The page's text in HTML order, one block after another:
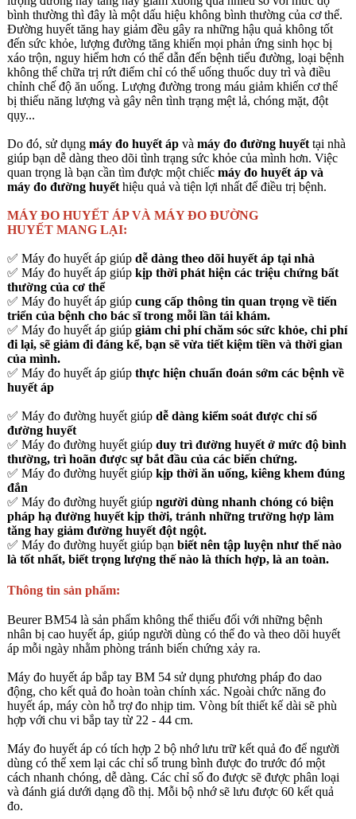
bình thường thì đây là một dấu hiệu không bình thường của cơ thể.
Đường huyết tăng hay giảm đều gây ra những hậu quả không tốt
đến sức khỏe, lượng đường tăng khiến mọi phản ứng sinh học bị
xáo trộn, nguy hiểm hơn có thể dẫn đến bệnh tiểu đường, loại bệnh
không thể chữa trị rứt điểm chỉ có thể uống thuốc duy trì và điều
chỉnh chế độ ăn uống. Lượng đường trong máu giảm khiến cơ thể
bị thiếu năng lượng và gây nên tình trạng mệt lả, chóng mặt, đột
qụy...
Do đó, sử dụng máy đo huyết ápvà máy đo đường huyếttại nhà
giúp bạn dễ dàng theo dõi tình trạng sức khỏe của mình hơn. Việc
quan trọng là bạn cần tìm được một chiếc máy đo huyết áp và
máy đo đường huyếthiệu quả và tiện lợi nhất để điều trị bệnh.
MÁY ĐO HUYẾT ÁP VÀ MÁY ĐO ĐƯỜNG
HUYẾTMANG LẠI:
✅ Máy đo huyết áp giúp dễ dàng theo dõi huyết áp tại nhà
✅ Máy đo huyết áp giúp kịp thời phát hiện các triệu chứng bất
thường của cơ thể
✅ Máy đo huyết áp giúp cung cấp thông tin quan trọng về tiến
triển của bệnh cho bác sĩ trong mỗi lần tái khám.
✅ Máy đo huyết áp giúp giảm chi phí chăm sóc sức khỏe, chi phí
đi lại, sẽ giảm đi đáng kể, bạn sẽ vừa tiết kiệm tiền và thời gian
của mình.
✅ Máy đo huyết áp giúp thực hiện chuẩn đoán sớm các bệnh về
huyết áp
✅ Máy đo đường huyết giúp dễ dàng kiểm soát được chỉ số
đường huyết
✅ Máy đo đường huyết giúp duy trì đường huyết ở mức độ bình
thường, trì hoãn được sự bắt đầu của các biến chứng.
✅ Máy đo đường huyết giúp kịp thời ăn uống, kiêng khem đúng
đắn
✅ Máy đo đường huyết giúp người dùng nhanh chóng có biện
pháp hạ đường huyết kịp thời, tránh những trường hợp làm
tăng hay giảm đường huyết đột ngột.
✅ Máy đo đường huyết giúp bạn biết nên tập luyện như thế nào
là tốt nhất, biết trọng lượng thế nào là thích hợp, là an toàn.
Thông tin sản phẩm:
Beurer BM54 là sản phẩm không thể thiếu đối với những bệnh
nhân bị cao huyết áp, giúp người dùng có thể đo và theo dõi huyết
áp mỗi ngày nhằm phòng tránh biến chứng xảy ra.
Máy đo huyết áp bắp tay BM 54 sử dụng phương pháp đo dao
động, cho kết quả đo hoàn toàn chính xác. Ngoài chức năng đo
huyết áp, máy còn hỗ trợ đo nhịp tim. Vòng bít thiết kế dài sẽ phù
hợp với chu vi bắp tay từ 22 - 44 cm.
Máy đo huyết áp có tích hợp 2 bộ nhớ lưu trữ kết quả đo để người
dùng có thể xem lại các chỉ số trung bình được đo trước đó một
cách nhanh chóng, dễ dàng. Các chỉ số đo được sẽ được phân loại
và đánh giá dưới dạng đồ thị. Mỗi bộ nhớ sẽ lưu được 60 kết quả
đo.